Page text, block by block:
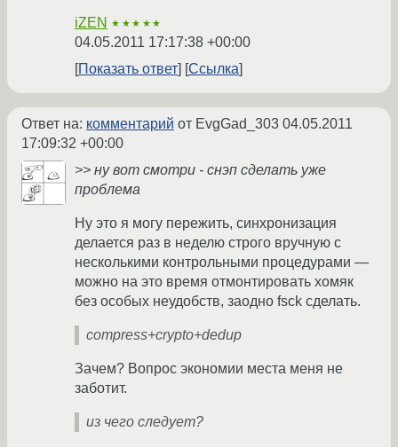
iZEN ★★★★★
04.05.2011 17:17:38 +00:00
Показать ответ
Ссылка
Ответ на: комментарий от EvgGad_303 04.05.2011
17:09:32 +00:00
>> ну вот смотри - снэп сделать уже
проблема
Ну это я могу пережить, синхронизация
делается раз в неделю строго вручную с
несколькими контрольными процедурами —
можно на это время отмонтировать хомяк
без особых неудобств, заодно fsck сделать.
compress+crypto+dedup
Зачем? Вопрос экономии места меня не
заботит.
из чего следует?